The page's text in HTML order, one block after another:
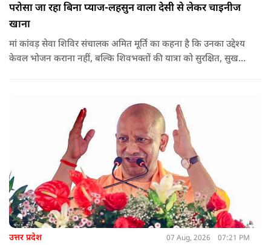
परोसा जा रहा बिना प्याज-लहसुन वाला देसी से लेकर चाइनीज
खाना
मां कांवड़ सेवा शिविर संचालक अमित मूर्ति का कहना है कि उनका उद्देश्य
केवल भोजन कराना नहीं, बल्कि शिवभक्तों की यात्रा को सुरक्षित, सुखद
उत्तर प्रदेश 07 Aug, 2026 07:21 PM